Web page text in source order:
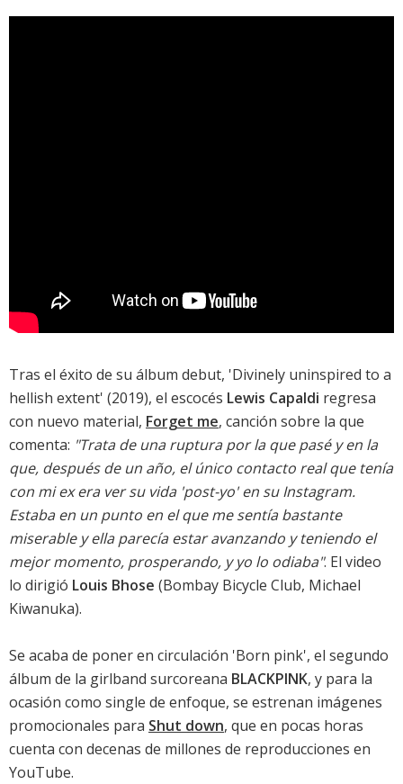
Tras el éxito de su álbum debut, 'Divinely uninspired to a
hellish extent' (2019), el escocés Lewis Capaldi regresa
con nuevo material, Forget me, canción sobre la que
comenta: "Trata de una ruptura por la que pasé y en la
que, después de un año, el único contacto real que tenía
con mi ex era ver su vida 'post-yo' en su Instagram.
Estaba en un punto en el que me sentía bastante
miserable y ella parecía estar avanzando y teniendo el
mejor momento, prosperando, y yo lo odiaba". El video
lo dirigió Louis Bhose (Bombay Bicycle Club, Michael
Kiwanuka).
Se acaba de poner en circulación 'Born pink', el segundo
álbum de la girlband surcoreana BLACKPINK, y para la
ocasión como single de enfoque, se estrenan imágenes
promocionales para Shut down, que en pocas horas
cuenta con decenas de millones de reproducciones en
YouTube.